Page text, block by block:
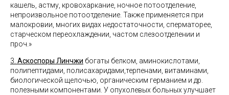
кашель, астму, кровохаркание, ночное потоотделение,
непроизвольное потоотделение. Также применяется при
малокровии, многих видах недостаточности, сперматорее,
старческом переохлаждении, частом слезоотделении и
проч.»
3. Аскоспоры Линчжи богаты белком, аминокислотами,
полипептидами, полисахаридами,терпенами, витаминами,
биологической щелочью, органическим германием и др.
полезными компонентами. У опухолевых больных улучшает